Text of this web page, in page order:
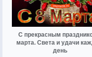
С прекрасным
марта. Света и удачи
день